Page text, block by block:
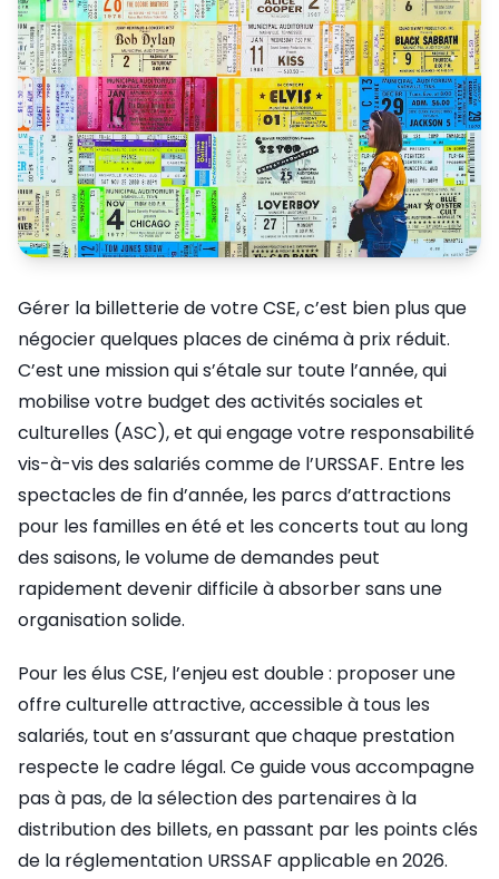
Gérer la billetterie de votre CSE, c’est bien plus que
négocier quelques places de cinéma à prix réduit.
C’est une mission qui s’étale sur toute l’année, qui
mobilise votre budget des activités sociales et
culturelles (ASC), et qui engage votre responsabilité
vis-à-vis des salariés comme de l’URSSAF. Entre les
spectacles de fin d’année, les parcs d’attractions
pour les familles en été et les concerts tout au long
des saisons, le volume de demandes peut
rapidement devenir difficile à absorber sans une
organisation solide.
Pour les élus CSE, l’enjeu est double : proposer une
offre culturelle attractive, accessible à tous les
salariés, tout en s’assurant que chaque prestation
respecte le cadre légal. Ce guide vous accompagne
pas à pas, de la sélection des partenaires à la
distribution des billets, en passant par les points clés
de la réglementation URSSAF applicable en 2026.